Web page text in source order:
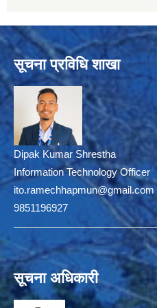
सूचना प्रविधि शाखा
Dipak Kumar Shrestha
Information Technology Officer
ito.ramechhapmun@gmail.com
9851196927
सूचना अधिकारी